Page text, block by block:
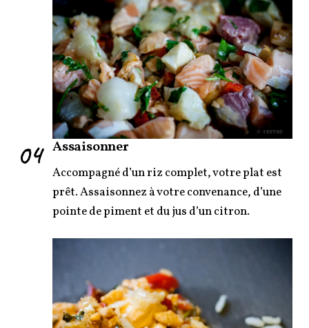
04 Assaisonner
Accompagné d’un riz complet, votre plat est
prêt. Assaisonnez à votre convenance, d’une
pointe de piment et du jus d’un citron.